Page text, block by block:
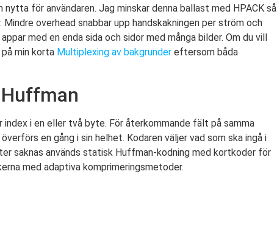
för användaren. Jag minskar denna ballast med HPACK så
overhead snabbar upp handskakningen per ström och
med en enda sida och sidor med många bilder. Om du vill
min korta Multiplexing av bakgrunder eftersom båda
i en eller två byte. För återkommande fält på samma
en gång i sin helhet. Kodaren väljer vad som ska ingå i
saknas används statisk Huffman-kodning med kortkoder för
med adaptiva komprimeringsmetoder.